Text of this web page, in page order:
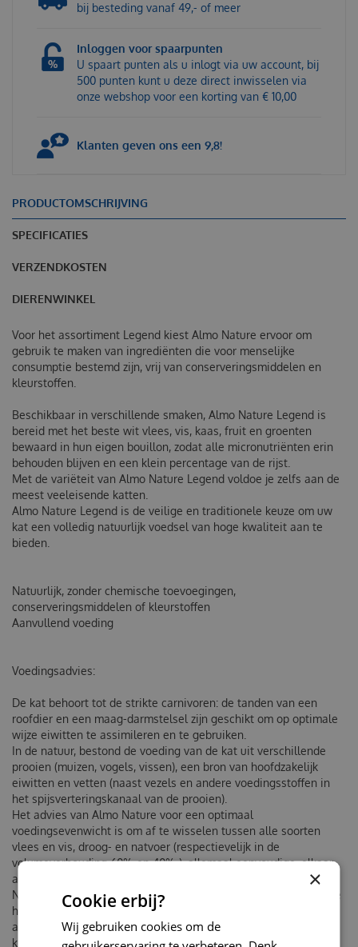
bij besteding vanaf 49,- of meer
Inloggen voor spaarpunten
U spaart punten als u inlogt via uw account, bij
500 punten kunt u deze direct inwisselen via
onze webshop voor een korting van € 10,00
Klanten geven ons een 9,8!
PRODUCTOMSCHRIJVING
SPECIFICATIES
VERZENDKOSTEN
DIERENWINKEL
Voor het assortiment Legend kiest Almo Nature ervoor om
gebruik te maken van ingrediënten die voor menselijke
consumptie bestemd zijn, vrij van conserveringsmiddelen en
kleurstoffen.
Beschikbaar in verschillende smaken, Almo Nature Legend is
bereid met het beste wit vlees, vis, kaas, fruit en groenten
bewaard in hun eigen bouillon, zodat alle micronutriënten erin
behouden blijven en een klein percentage van de rijst.
Met de variëteit van Almo Nature Legend voldoe je zelfs aan de
meest veeleisende katten.
Almo Nature Legend is de veilige en traditionele keuze om uw
kat een volledig natuurlijk voedsel van hoge kwaliteit aan te
bieden.
Natuurlijk, zonder chemische toevoegingen,
conserveringsmiddelen of kleurstoffen
Aanvullend voeding
Voedingsadvies:
De kat behoort tot de strikte carnivoren: de tanden van een
roofdier en een maag-darmstelsel zijn geschikt om op optimale
wijze eiwitten te assimileren en te gebruiken.
In de natuur, bestond de voeding van de kat uit verschillende
prooien (muizen, vogels, vissen), een bron van hoofdzakelijk
eiwitten en vetten (naast vezels en andere voedingsstoffen in
het spijsverteringskanaal van de prooien).
Het advies van Almo Nature voor een optimaal
voedingsevenwicht is om af te wisselen tussen alle soorten
vlees en vis, droog- en natvoer (respectievelijk in de
volumeverhouding 60% en 40% ), allemaal eenvoudige, elkaar
aanvullende en complete voedingsmiddelen.
Natvoer is essentieel in de dagelijkse voeding van de kat om de
hydratatie te bevorderen en het risico van urinaire
aandoeningen te verminderen.Almo nature cat natural hfc
kippenborst 70 gram
×
Cookie erbij?
Wij gebruiken cookies om de